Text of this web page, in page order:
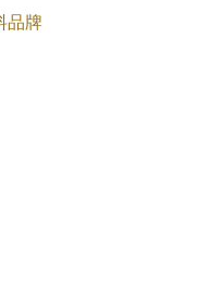
品牌